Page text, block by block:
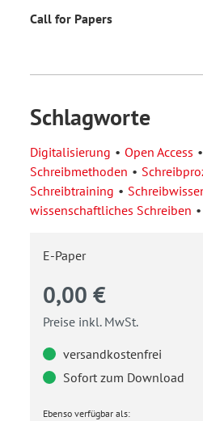
Call for Papers
Schlagworte
Digitalisierung Open Access
Schreibmethoden
Schreibtraining
wissenschaftliches Schreiben
E-Paper
0,00 €
Preise inkl. MwSt.
versandkostenfrei
Sofort zum Download
Ebenso verfügbar als: